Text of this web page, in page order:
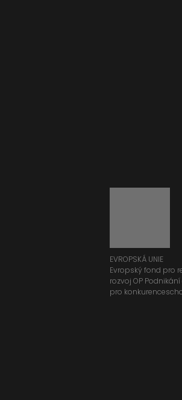
EVROPSKÁ UNIE
Evropský fond pro
rozvoj OP
pro